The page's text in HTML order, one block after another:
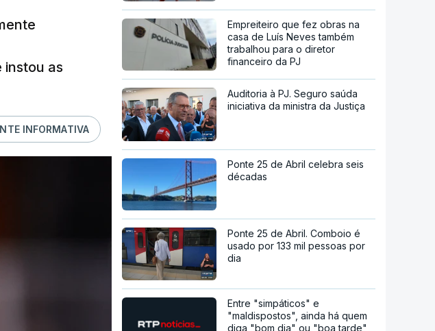
instou as
INFORMATIVA
Empreiteiro que fez obras na
casa de Luís Neves também
trabalhou para o diretor
financeiro da PJ
Auditoria à PJ. Seguro saúda
iniciativa da ministra da Justiça
Ponte 25 de Abril celebra seis
décadas
Ponte 25 de Abril. Comboio é
usado por 133 mil pessoas por
dia
Entre "simpáticos" e
"maldispostos", ainda há quem
diga "bom dia" ou "boa tarde"